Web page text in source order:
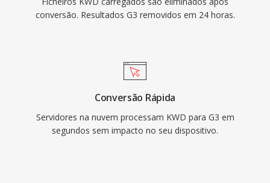
conversão. Resultados G3 removidos em 24 horas.
Conversão Rápida
Servidores na nuvem processam KWD para G3 em
segundos sem impacto no seu dispositivo.